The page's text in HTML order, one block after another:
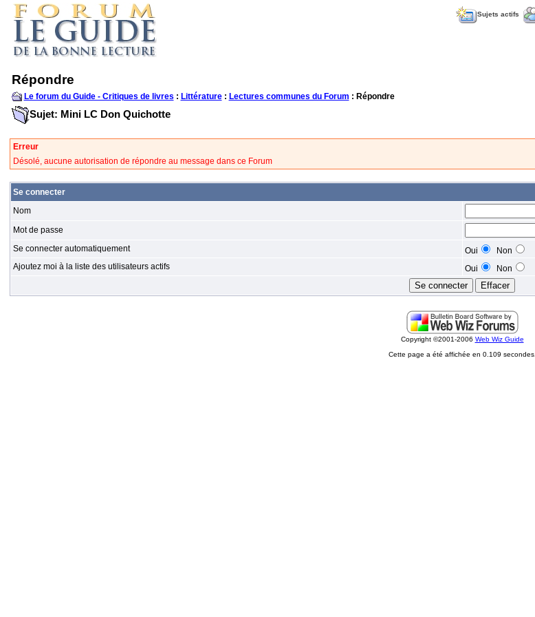
Sujets actifs
Répondre
Le forum du Guide - Critiques de livres : Littérature: Lectures communes du Forum : Répondre
Sujet: Mini LC Don Quichotte
Erreur
Désolé, aucune autorisation de répondre au message dans ce Forum
Se connecter
Nom
Mot de passe
Se connecter automatiquement
Oui
Non
Ajoutez moi à la liste des utilisateurs actifs
Oui Non
Copyright ©2001-2006 Web Wiz Guide
Cette page a été affichée en 0.109 secondes.